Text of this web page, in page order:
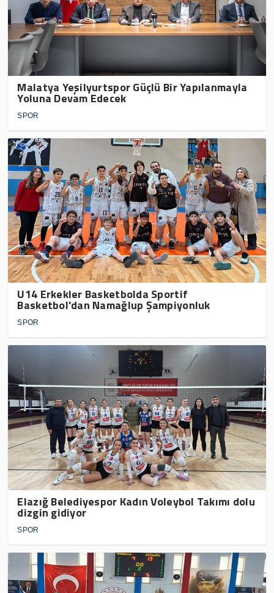
Malatya Yeşilyurtspor Güçlü Bir Yapılanmayla
Yoluna Devam Edecek
SPOR
U14 Erkekler Basketbolda Sportif
Basketbol'dan Namağlup Şampiyonluk
SPOR
Elazığ Belediyespor Kadın Voleybol Takımı dolu
dizgin gidiyor
SPOR